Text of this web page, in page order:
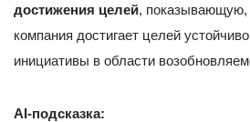
достижения целей, показывающую,
компания достигает целей
инициативы в области
AI-подсказка: